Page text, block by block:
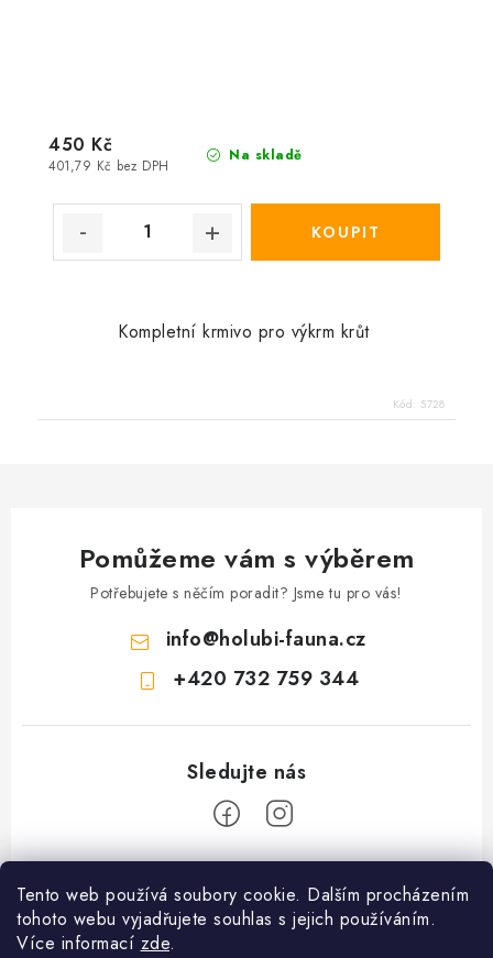
Tento web používá soubory cookie. Dalším procházením
tohoto webu vyjadřujete souhlas s jejich používáním.
Více informací zde.
Na skladě
401,79 Kč bez DPH
450 Kč
Kompletní krmivo pro výkrm krůt
Kód: 5728
Pomůžeme vám s výběrem
Potřebujete s něčím poradit? Jsme tu pro vás!
info@holubi-fauna.cz
+420 732 759 344
Z
PRODEJNA PŘEROV KRMIVA a ZAHRADA - VÝDEJNÍ MÍSTO
ESHOPU Fauna Hradil s.r.o. ul. 9. května 90 Přerov I město 75002